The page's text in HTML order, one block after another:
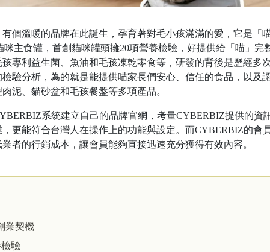
個溫暖的品牌在此誕生，孕育著對毛小孩滿滿的愛，它是「
主食罐，首創貓咪罐頭擁20項營養檢驗，好提供給「喵」完
專利益生菌、魚油和毛孩凍乾零食等，研發的背後是歷經多
驗分析，為的就是能提供喵家長們安心、信任的食品，以及
泥、貓砂盆和毛孩餐盤等多項產品。
系統建立自己的品牌官網，考量CYBERBIZ提供的資
更能符合台灣人在操作上的功能與設定。而CYBERBIZ的會
者的行銷成本，讓會員能夠直接迅速充分獲得有效內容。
業契機
驗